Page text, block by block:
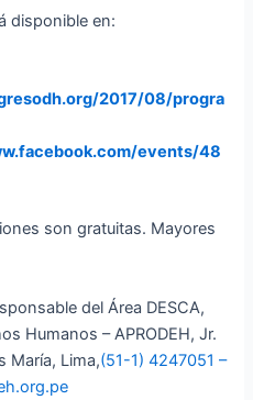
disponible en:
2017/08/progra
events/48
son gratuitas. Mayores
del Área DESCA,
Humanos – APRODEH, Jr.
María, Lima,(51-1) 4247051 –